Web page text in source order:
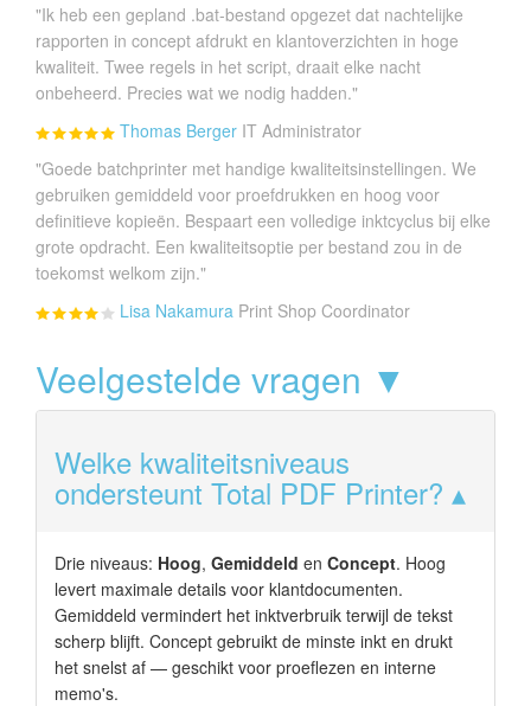
"Ik heb een gepland .bat-bestand opgezet dat nachtelijke
rapporten in concept afdrukt en klantoverzichten in hoge
kwaliteit. Twee regels in het script, draait elke nacht
onbeheerd. Precies wat we nodig hadden."
Thomas Berger IT Administrator
"Goede batchprinter met handige kwaliteitsinstellingen. We
gebruiken gemiddeld voor proefdrukken en hoog voor
definitieve kopieën. Bespaart een volledige inktcyclus bij elke
grote opdracht. Een kwaliteitsoptie per bestand zou in de
toekomst welkom zijn."
Lisa Nakamura Print Shop Coordinator
Veelgestelde vragen ▼
Welke kwaliteitsniveaus
ondersteunt Total PDF Printer?
Drie niveaus: Hoog, Gemiddeld en Concept. Hoog
levert maximale details voor klantdocumenten.
Gemiddeld vermindert het inktverbruik terwijl de tekst
scherp blijft. Concept gebruikt de minste inkt en drukt
het snelst af — geschikt voor proeflezen en interne
memo's.